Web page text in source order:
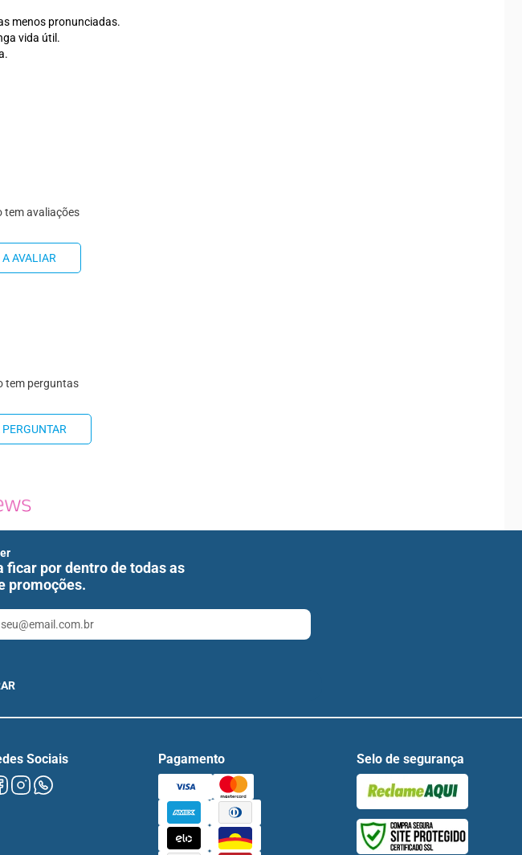
menos pronunciadas.
vida útil.
tem avaliações
AVALIAR
tem perguntas
ficar por dentro de todas as
promoções.
Sociais Pagamento Selo de segurança